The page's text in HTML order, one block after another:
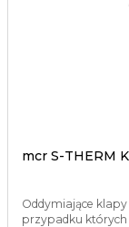
mcr S-THERM
Oddymiające
przypadku których